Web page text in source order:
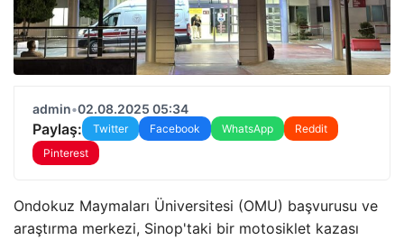
admin•02.08.2025 05:34
Paylaş: Twitter Facebook WhatsApp
Reddit
Pinterest
Ondokuz Maymaları Üniversitesi (OMU) başvurusu ve
araştırma merkezi, Sinop'taki bir motosiklet kazası